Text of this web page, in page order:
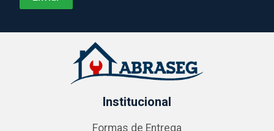
Institucional
Formas de Entrega